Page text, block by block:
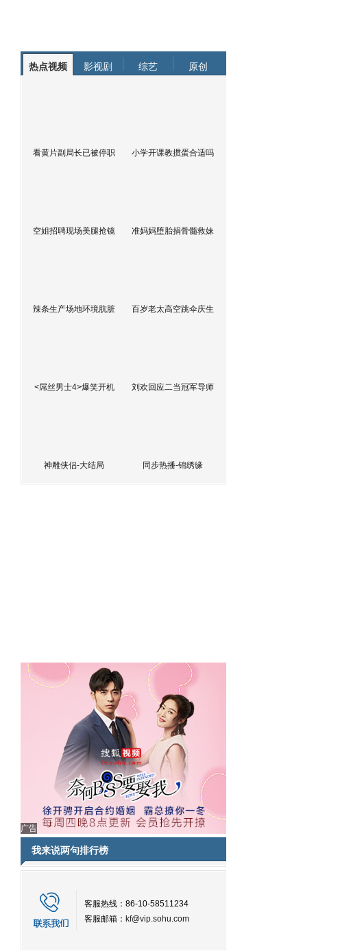
热点视频 影视剧 综艺 原创
看黄片副局长已被停职 小学开课教掼蛋合适吗
空姐招聘现场美腿抢镜 准妈妈堕胎捐骨髓救妹
辣条生产场地环境肮脏 百岁老太高空跳伞庆生
<屌丝男士4>爆笑开机 刘欢回应二当冠军导师
神雕侠侣-大结局 同步热播-锦绣缘
广告
我来说两句排行榜
客服热线：86-10-58511234
客服邮箱： kf@vip.sohu.com